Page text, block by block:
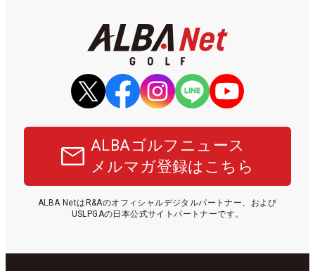
ALBAゴルフニュース
メルマガ登録はこちら
ALBA NetはR&Aのオフィシャルデジタルパートナー、および
USLPGAの日本公式サイトパートナーです。